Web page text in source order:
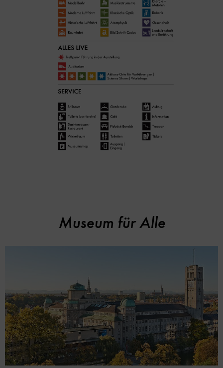
Museum für Alle